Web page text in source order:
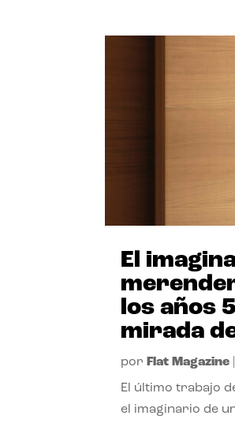
El
los años
mirada
por Flat Magazine
El último trabajo
el imaginario de